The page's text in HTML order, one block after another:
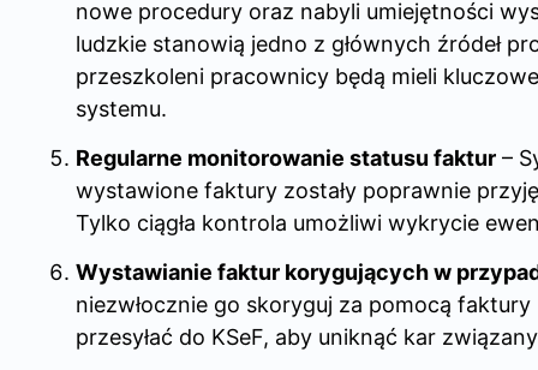
nowe procedury oraz nabyli umiejętności
ludzkie stanowią jedno z głównych źródeł
przeszkoleni pracownicy będą mieli
systemu.
Regularne monitorowanie statusu faktur –
wystawione faktury zostały poprawnie
Tylko ciągła kontrola umożliwi wykrycie
Wystawianie faktur korygujących w
niezwłocznie go skoryguj za pomocą
przesyłać do KSeF, aby uniknąć kar